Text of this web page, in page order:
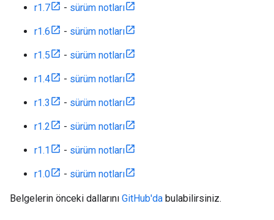
r1.7 - sürüm notları
r1.6 - sürüm notları
r1.5 - sürüm notları
r1.4 - sürüm notları
r1.3 - sürüm notları
r1.2 - sürüm notları
r1.1 - sürüm notları
r1.0 - sürüm notları
Belgelerin önceki dallarını GitHub'da bulabilirsiniz.